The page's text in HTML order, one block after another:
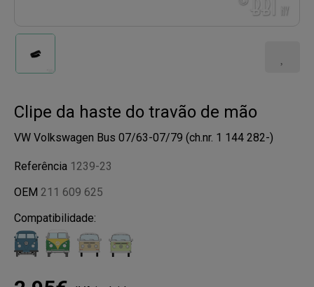
Clipe da haste do travão de mão
VW Volkswagen Bus 07/63-07/79 (ch.nr. 1 144 282-)
Referência 1239-23
OEM 211 609 625
Compatibilidade: